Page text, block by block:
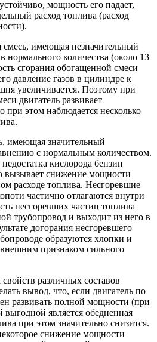
мощность его падает,
расход топлива (расход
смесь, имеющая незначительный
нормального количества (около 13
сгорания обогащенной смеси
давление газов в цилиндре к
увеличивается. Поэтому при
двигатель развивает
этом наблюдается несколько
имеющая значительный
с нормальным количеством.
кислорода бензин
вызывает снижение мощности
расходе топлива. Несгоревшие
частично отлагаются внутри
несгоревших частиц топлива
трубопровод и выходит из него в
догорания несгоревшего
образуются хлопки и
признаком сильного
различных составов
вывод, что, если двигатель по
развивать полной мощности (при
выгодной является обедненная
при этом значительно снизится.
снижение мощности